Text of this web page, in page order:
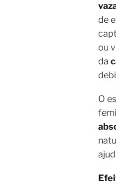
de
ou
da
O